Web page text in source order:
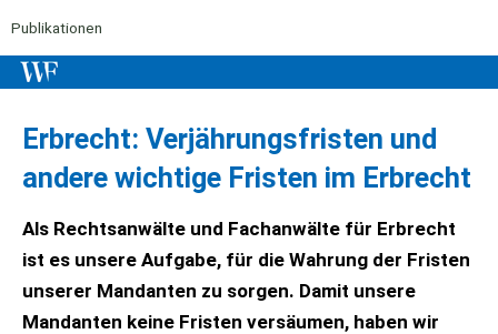
Publikationen
Erbrecht: Verjährungsfristen und
andere wichtige Fristen im Erbrecht
Als Rechtsanwälte und Fachanwälte für Erbrecht
ist es unsere Aufgabe, für die Wahrung der Fristen
unserer Mandanten zu sorgen. Damit unsere
Mandanten keine Fristen versäumen, haben wir